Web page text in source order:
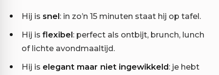
Hij is snel: in zo’n 15 minuten staat hij op tafel.
Hij is flexibel: perfect als ontbijt, brunch, lunch
of lichte avondmaaltijd.
Hij is elegant maar niet ingewikkeld: je hebt